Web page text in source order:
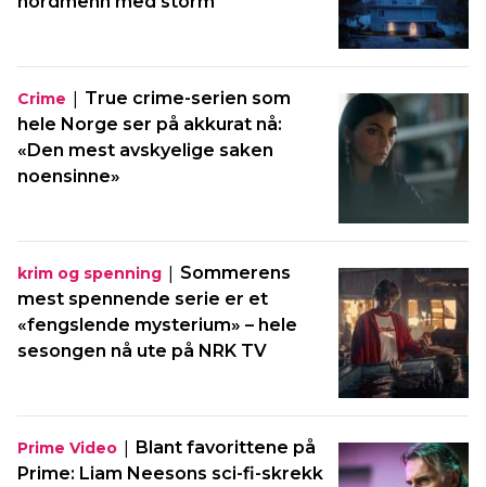
Crime | True crime-serien som
hele Norge ser på akkurat nå:
«Den mest avskyelige saken
noensinne»
krim og spenning | Sommerens
mest spennende serie er et
«fengslende mysterium» – hele
sesongen nå ute på NRK TV
Prime Video | Blant favorittene på
Prime: Liam Neesons sci-fi-skrekk